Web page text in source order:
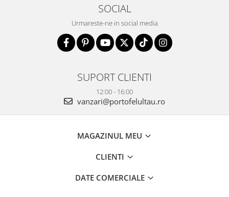
SOCIAL
Urmareste-ne in social media
SUPORT CLIENTI
12:00 - 16:00
vanzari@portofelultau.ro
MAGAZINUL MEU
CLIENTI
DATE COMERCIALE